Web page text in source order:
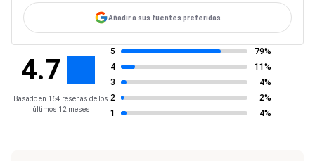
Añadir a sus fuentes preferidas
4.7
Basado en 164 reseñas de los
últimos 12 meses
5
79%
4
11%
3
4%
2
2%
1
4%